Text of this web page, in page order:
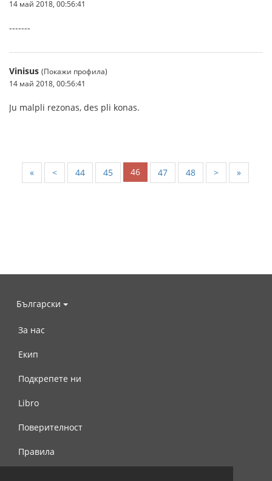
14 май 2018, 00:56:41
-------
Vinisus (Покажи профила)
14 май 2018, 00:56:41
Ju malpli rezonas, des pli konas.
« < 44 45 46 47 48 > »
Български
За нас
Екип
Подкрепете ни
Libro
Поверителност
Правила